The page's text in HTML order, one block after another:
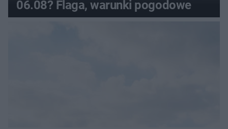
06.08? Flaga, warunki pogodowe